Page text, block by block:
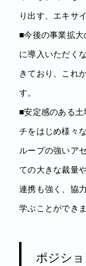
り出す、エキサ
■今後の事業拡
に導入いただく
きており、これ
す。
■安定感のある
チをはじめ様々
ループの強いア
ての大きな裁量
連携も強く、協
学ぶことができま
ポジシ